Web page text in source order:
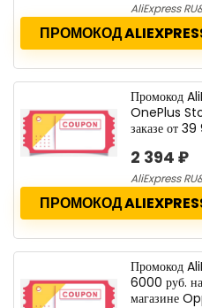
AliExpress
ПРОМОКОД
Промокод
OnePlus
заказе от
2 394 ₽
AliExpress
ПРОМОКОД
Промокод
6000 руб.
магазине